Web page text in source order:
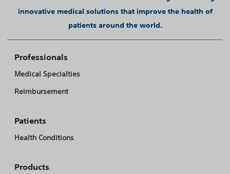
innovative medical solutions that improve the health of
patients around the world.
Professionals
Medical Specialties
Reimbursement
Patients
Health Conditions
Products